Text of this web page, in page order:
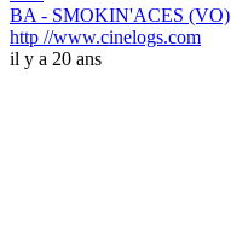
BA - SMOKIN'ACES (VO)
http //www.cinelogs.com
il y a 20 ans